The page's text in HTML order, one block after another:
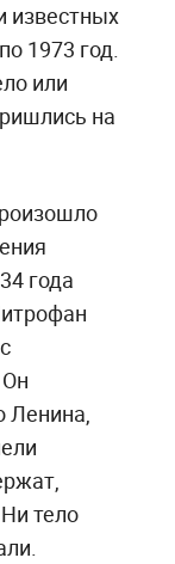
известных
1973 год.
или
на
года
Ленина,
тело